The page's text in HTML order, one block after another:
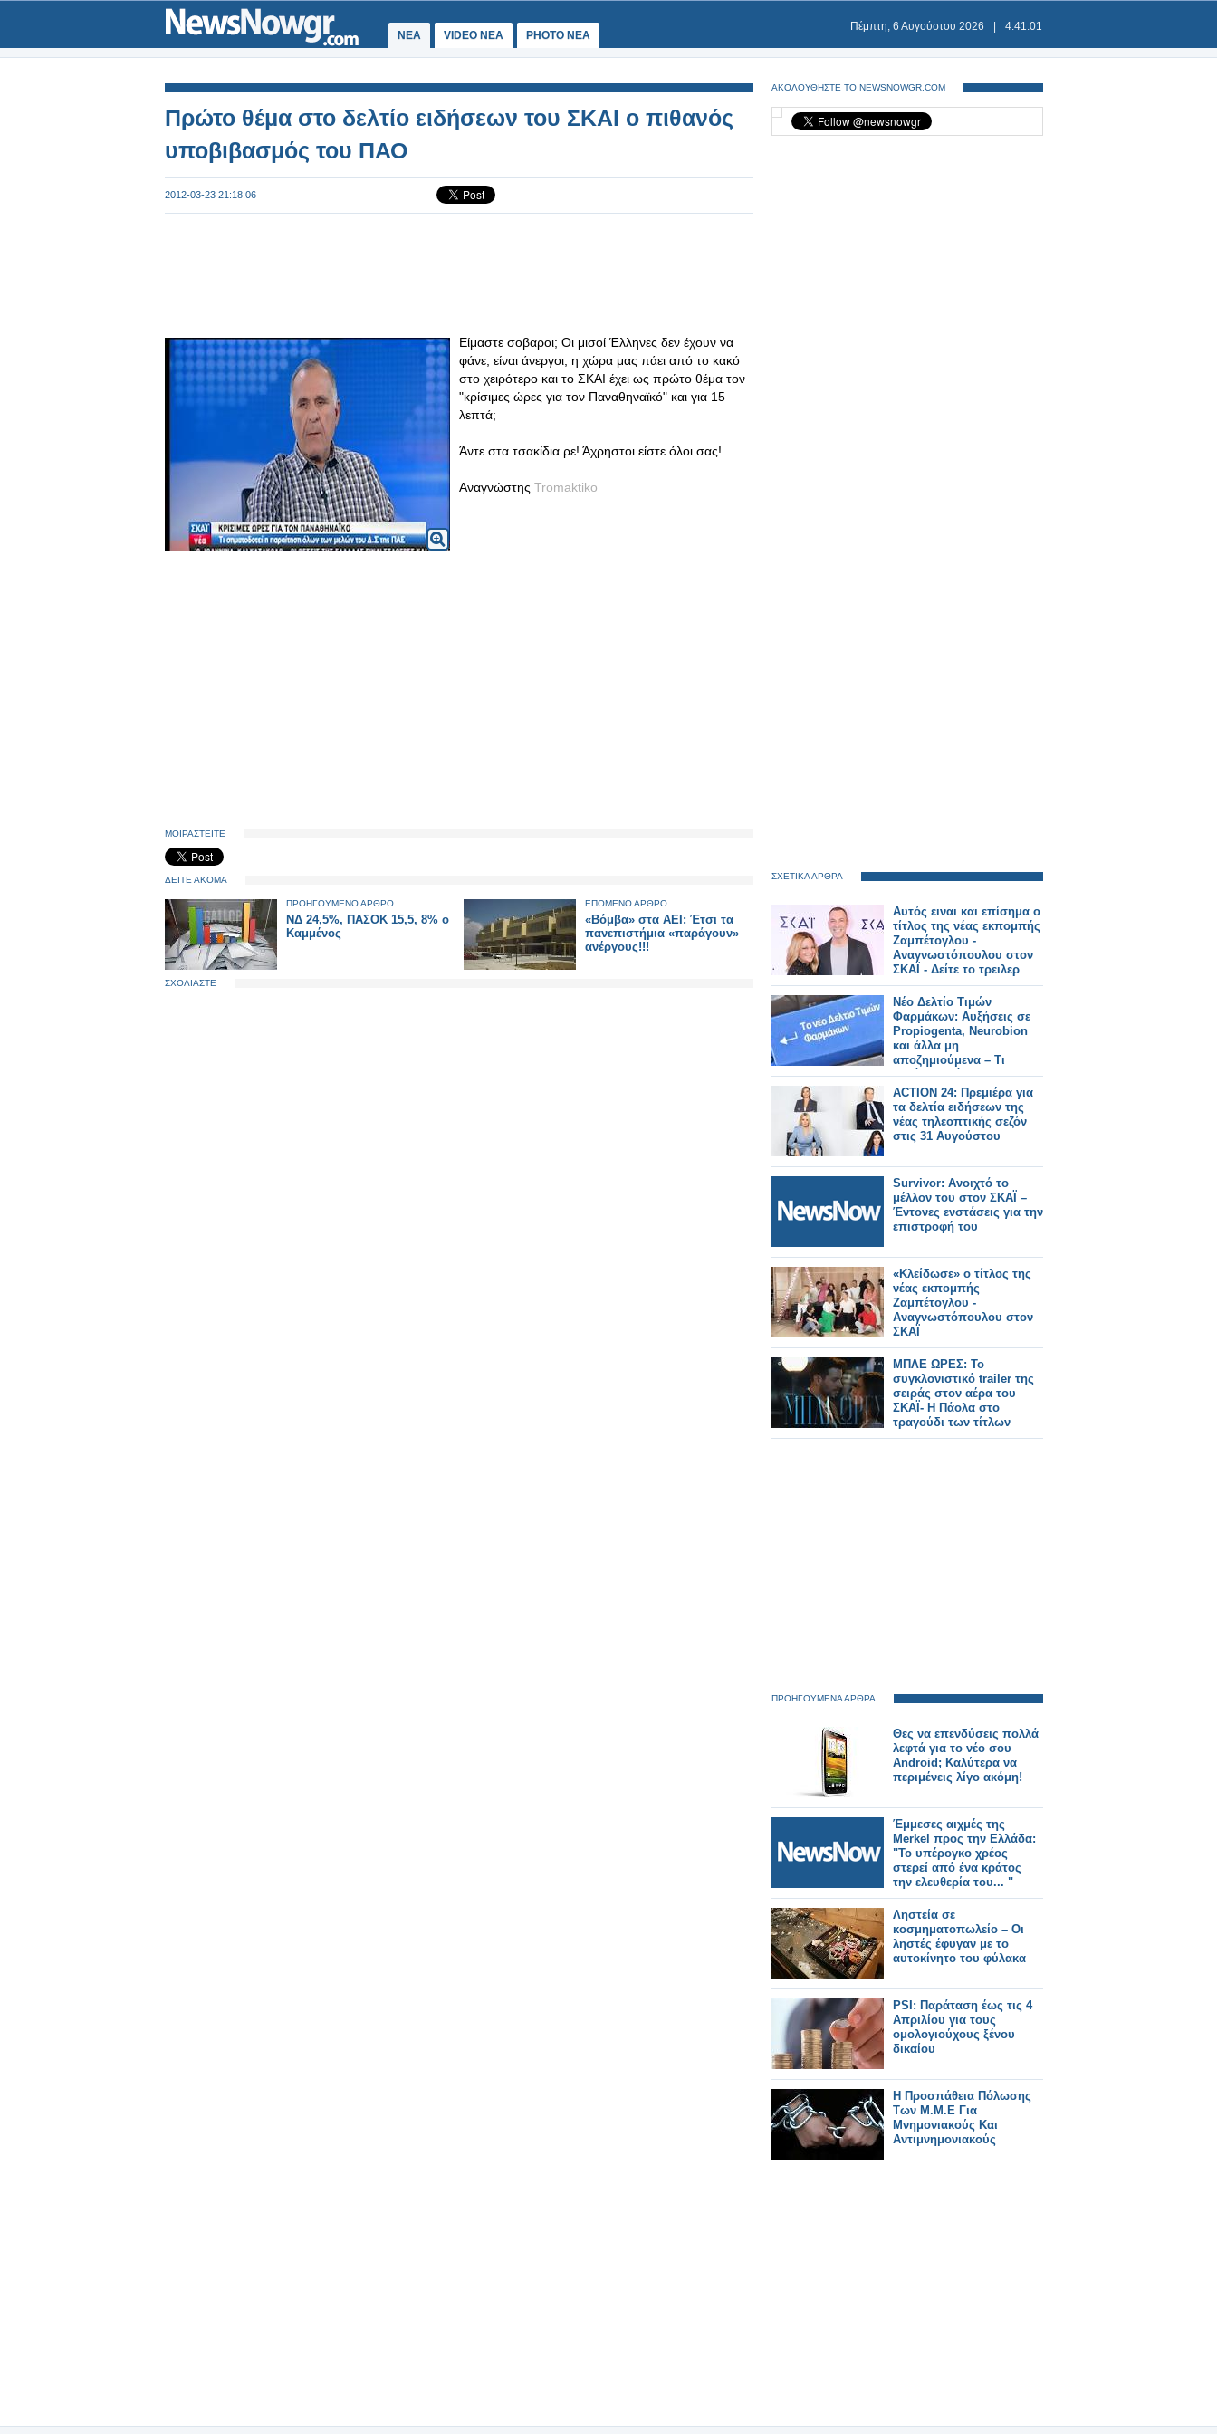
ΝΕΑ VIDEO NEA PHOTO NEA
Πέμπτη, 6 Αυγούστου 2026 4:41:01
Πρώτο θέμα στο δελτίο ειδήσεων του ΣΚΑΙ ο πιθανός
υποβιβασμός του ΠΑΟ
2012-03-23 21:18:06
Είμαστε σοβαροι; Οι μισοί Έλληνες δεν έχουν να
φάνε, είναι άνεργοι, η χώρα μας πάει από το κακό
στο χειρότερο και το ΣΚΑΙ έχει ως πρώτο θέμα τον
"κρίσιμες ώρες για τον Παναθηναϊκό" και για 15
λεπτά;
Άντε στα τσακίδια ρε! Άχρηστοι είστε όλοι σας!
Αναγνώστης Tromaktiko
ΜΟΙΡΑΣΤΕΙΤΕ
ΔΕΙΤΕ ΑΚΟΜΑ
ΠΡΟΗΓΟΥΜΕΝΟ ΑΡΘΡΟ
ΝΔ 24,5%, ΠΑΣΟΚ 15,5, 8% ο
Καμμένος
ΕΠΟΜΕΝΟ ΑΡΘΡΟ
«Βόμβα» στα ΑΕΙ: Έτσι τα
πανεπιστήμια «παράγουν»
ανέργους!!!
ΣΧΟΛΙΑΣΤΕ
ΑΚΟΛΟΥΘΗΣΤΕ ΤΟ NEWSNOWGR.COM
ΣΧΕΤΙΚΑ ΑΡΘΡΑ
Αυτός ειναι και επίσημα ο
τίτλος της νέας εκπομπής
Ζαμπέτογλου -
Αναγνωστόπουλου στον
ΣΚΑΪ - Δείτε το τρειλερ
Νέο Δελτίο Τιμών
Φαρμάκων: Αυξήσεις σε
Propiogenta, Neurobion
και άλλα μη
αποζημιούμενα – Τι
αλλάζει από 31/7/2026
ACTION 24: Πρεμιέρα για
τα δελτία ειδήσεων της
νέας τηλεοπτικής σεζόν
στις 31 Αυγούστου
Survivor: Ανοιχτό το
μέλλον του στον ΣΚΑΪ –
Έντονες ενστάσεις για την
επιστροφή του
«Κλείδωσε» ο τίτλος της
νέας εκπομπής
Ζαμπέτογλου -
Αναγνωστόπουλου στον
ΣΚΑΪ
ΜΠΛΕ ΩΡΕΣ: Το
συγκλονιστικό trailer της
σειράς στον αέρα του
ΣΚΑΪ- Η Πάολα στο
τραγούδι των τίτλων
ΠΡΟΗΓΟΥΜΕΝΑ ΑΡΘΡΑ
Θες να επενδύσεις πολλά
λεφτά για το νέο σου
Android; Καλύτερα να
περιμένεις λίγο ακόμη!
Έμμεσες αιχμές της
Μerkel προς την Ελλάδα:
"Το υπέρογκο χρέος
στερεί από ένα κράτος
την ελευθερία του... "
Ληστεία σε
κοσμηματοπωλείο – Οι
ληστές έφυγαν με το
αυτοκίνητο του φύλακα
PSI: Παράταση έως τις 4
Απριλίου για τους
ομολογιούχους ξένου
δικαίου
Η Προσπάθεια Πόλωσης
Των Μ.Μ.Ε Για
Μνημονιακούς Και
Αντιμνημονιακούς